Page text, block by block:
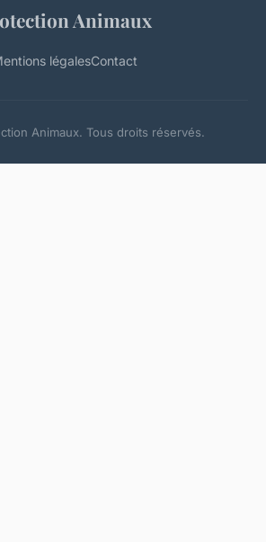
Animaux
légalesContact
Animaux. Tous droits réservés.